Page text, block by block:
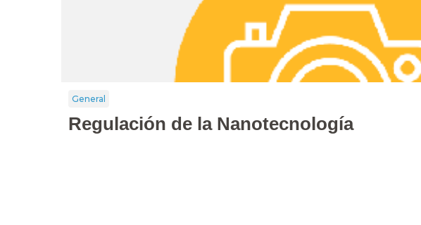
General
Regulación de la Nanotecnología